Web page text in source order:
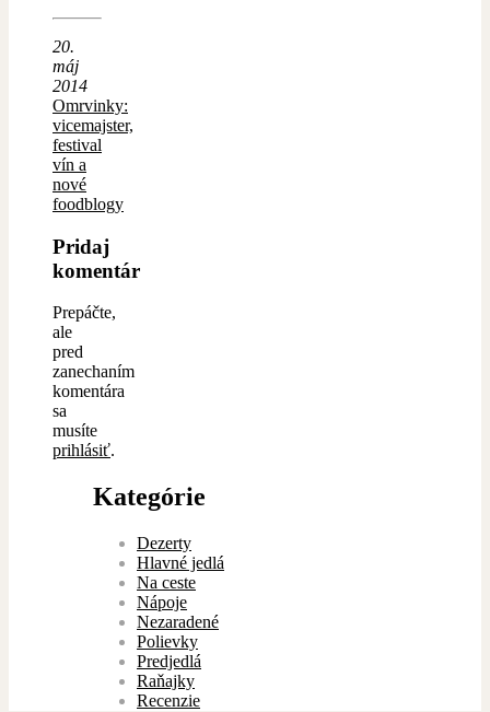
20.
máj
2014
Omrvinky:
vicemajster,
festival
vín a
nové
foodblogy
Pridaj
komentár
Prepáčte,
ale
pred
zanechaním
komentára
sa
musíte
prihlásiť.
Kategórie
Dezerty
Hlavné jedlá
Na ceste
Nápoje
Nezaradené
Polievky
Predjedlá
Raňajky
Recenzie